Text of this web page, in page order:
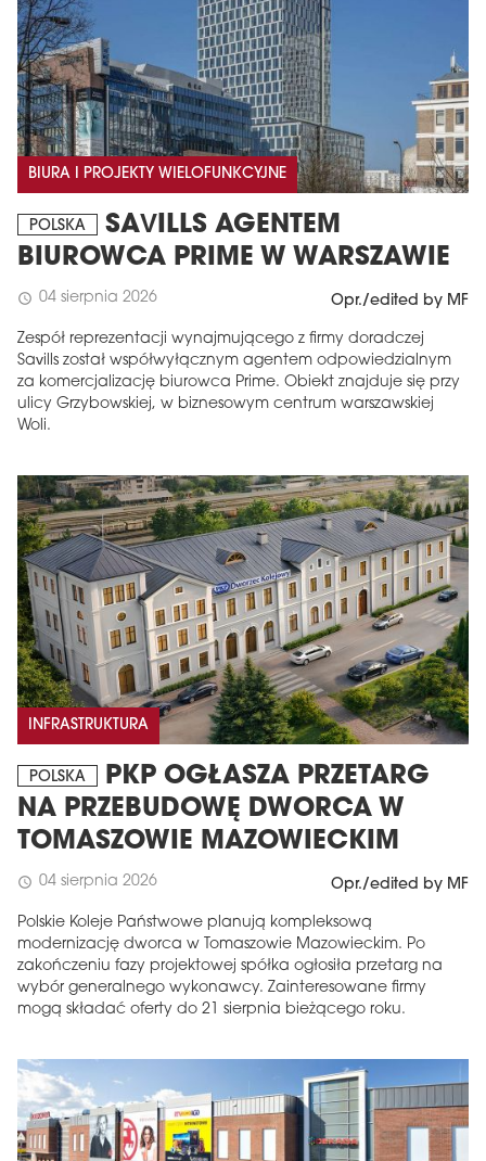
BIURA I PROJEKTY WIELOFUNKCYJNE
POLSKA
SAVILLS AGENTEM
BIUROWCA PRIME W WARSZAWIE
schedule 04 sierpnia 2026 Opr./edited by MF
Zespół reprezentacji wynajmującego z firmy doradczej
Savills został współwyłącznym agentem odpowiedzialnym
za komercjalizację biurowca Prime. Obiekt znajduje się przy
ulicy Grzybowskiej, w biznesowym centrum warszawskiej
Woli.
INFRASTRUKTURA
POLSKA
PKP OGŁASZA PRZETARG
NA PRZEBUDOWĘ DWORCA W
TOMASZOWIE MAZOWIECKIM
schedule 04 sierpnia 2026 Opr./edited by MF
Polskie Koleje Państwowe planują kompleksową
modernizację dworca w Tomaszowie Mazowieckim. Po
zakończeniu fazy projektowej spółka ogłosiła przetarg na
wybór generalnego wykonawcy. Zainteresowane firmy
mogą składać oferty do 21 sierpnia bieżącego roku.